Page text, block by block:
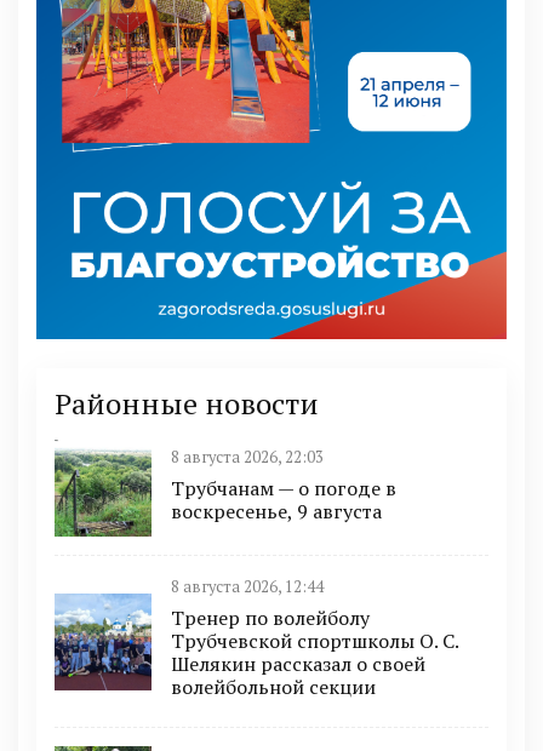
Районные новости
8 августа 2026, 22:03
Трубчанам — о погоде в
воскресенье, 9 августа
8 августа 2026, 12:44
Тренер по волейболу
Трубчевской спортшколы О. С.
Шелякин рассказал о своей
волейбольной секции